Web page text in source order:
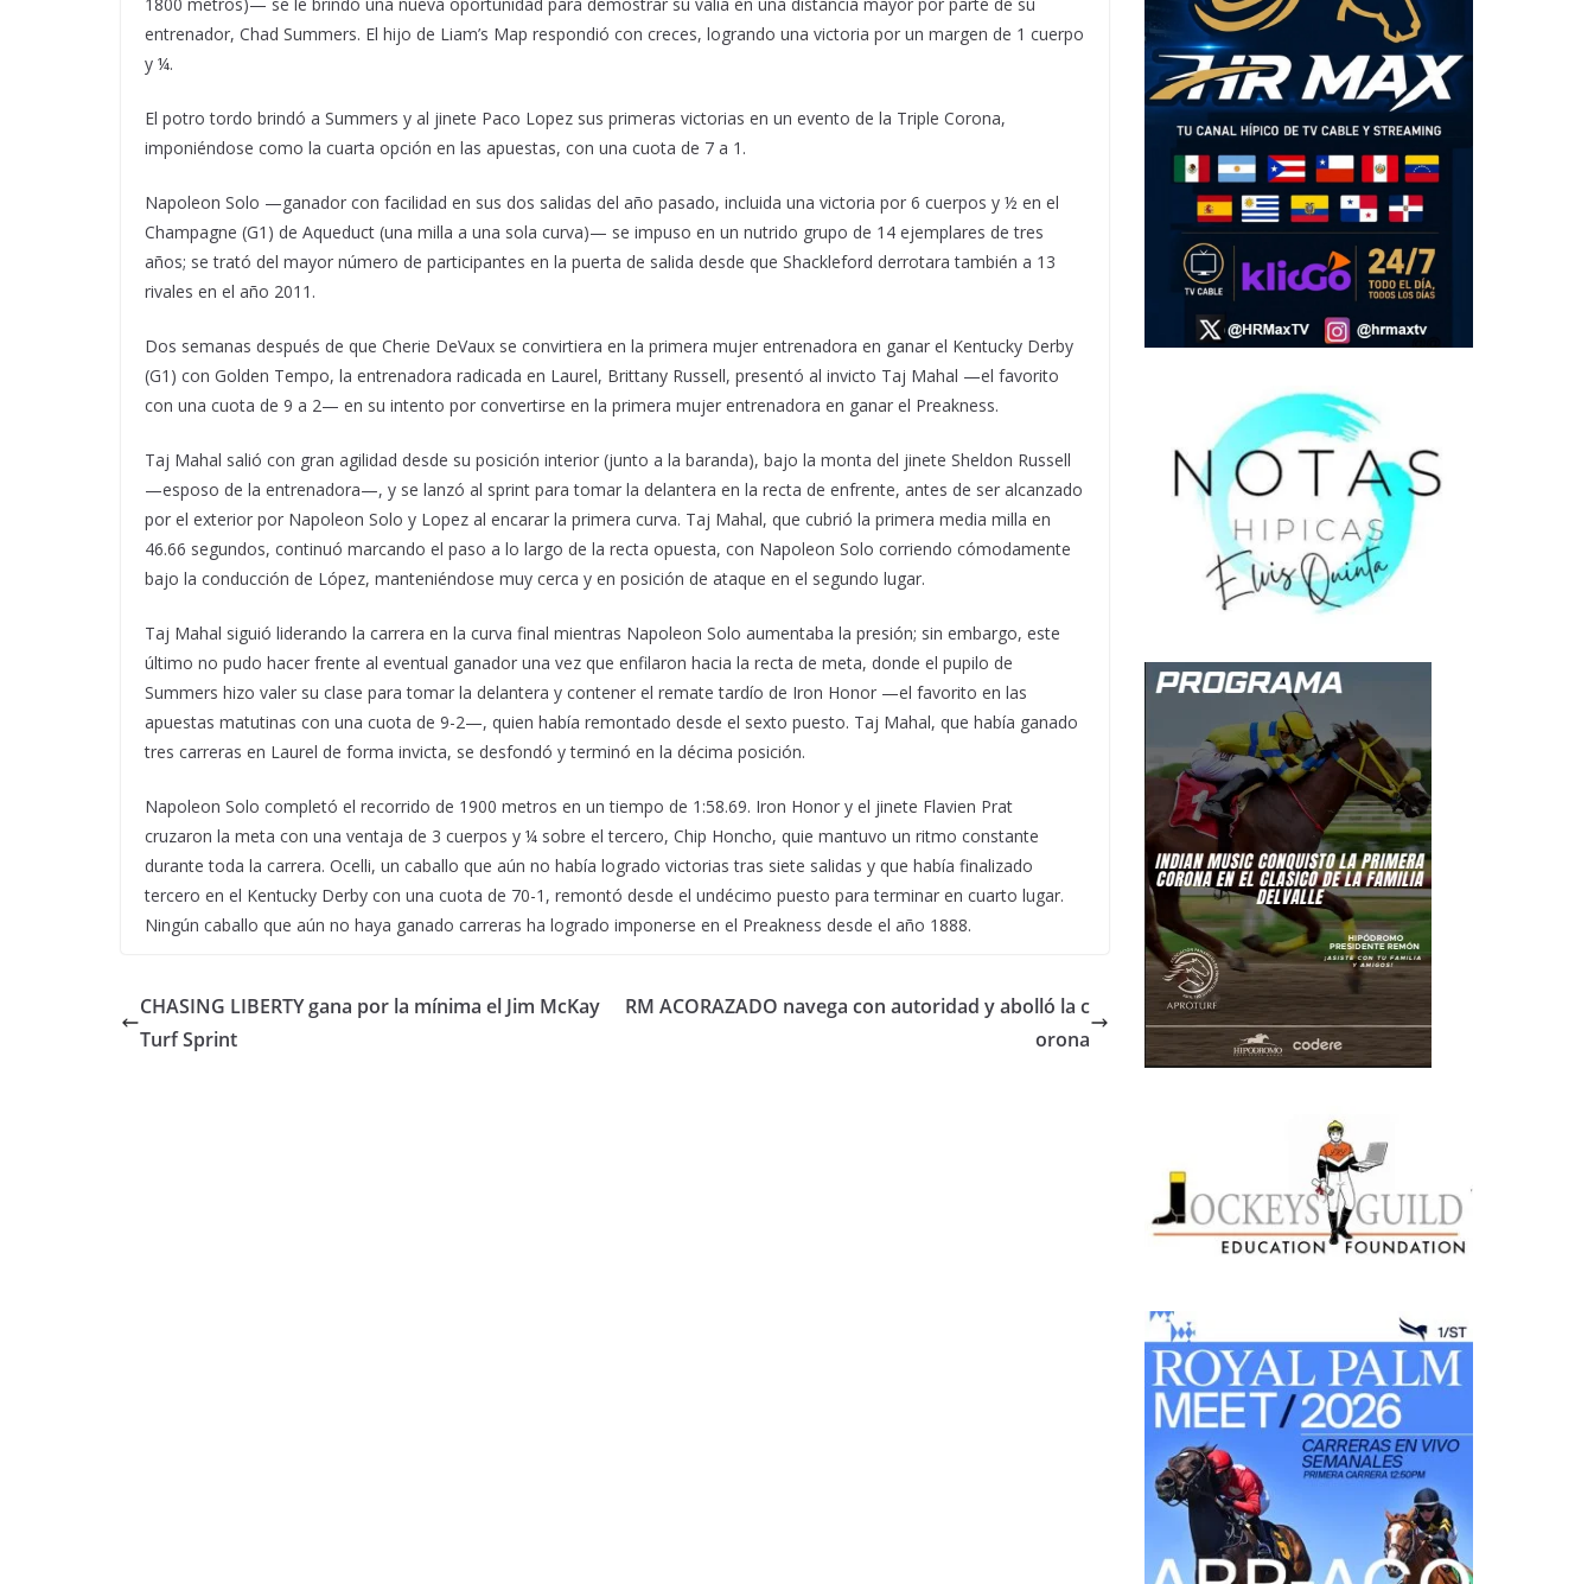
entrenador, Chad Summers. El hijo de Liam’s Map respondió con creces, logrando una victoria por un margen de 1 cuerpo
y ¼.
El potro tordo brindó a Summers y al jinete Paco Lopez sus primeras victorias en un evento de la Triple Corona,
imponiéndose como la cuarta opción en las apuestas, con una cuota de 7 a 1.
Napoleon Solo —ganador con facilidad en sus dos salidas del año pasado, incluida una victoria por 6 cuerpos y ½ en el
Champagne (G1) de Aqueduct (una milla a una sola curva)— se impuso en un nutrido grupo de 14 ejemplares de tres
años; se trató del mayor número de participantes en la puerta de salida desde que Shackleford derrotara también a 13
rivales en el año 2011.
Dos semanas después de que Cherie DeVaux se convirtiera en la primera mujer entrenadora en ganar el Kentucky Derby
(G1) con Golden Tempo, la entrenadora radicada en Laurel, Brittany Russell, presentó al invicto Taj Mahal —el favorito
con una cuota de 9 a 2— en su intento por convertirse en la primera mujer entrenadora en ganar el Preakness.
Taj Mahal salió con gran agilidad desde su posición interior (junto a la baranda), bajo la monta del jinete Sheldon Russell
—esposo de la entrenadora—, y se lanzó al sprint para tomar la delantera en la recta de enfrente, antes de ser alcanzado
por el exterior por Napoleon Solo y Lopez al encarar la primera curva. Taj Mahal, que cubrió la primera media milla en
46.66 segundos, continuó marcando el paso a lo largo de la recta opuesta, con Napoleon Solo corriendo cómodamente
bajo la conducción de López, manteniéndose muy cerca y en posición de ataque en el segundo lugar.
Taj Mahal siguió liderando la carrera en la curva final mientras Napoleon Solo aumentaba la presión; sin embargo, este
último no pudo hacer frente al eventual ganador una vez que enfilaron hacia la recta de meta, donde el pupilo de
Summers hizo valer su clase para tomar la delantera y contener el remate tardío de Iron Honor —el favorito en las
apuestas matutinas con una cuota de 9-2—, quien había remontado desde el sexto puesto. Taj Mahal, que había ganado
tres carreras en Laurel de forma invicta, se desfondó y terminó en la décima posición.
Napoleon Solo completó el recorrido de 1900 metros en un tiempo de 1:58.69. Iron Honor y el jinete Flavien Prat
cruzaron la meta con una ventaja de 3 cuerpos y ¼ sobre el tercero, Chip Honcho, quie mantuvo un ritmo constante
durante toda la carrera. Ocelli, un caballo que aún no había logrado victorias tras siete salidas y que había finalizado
tercero en el Kentucky Derby con una cuota de 70-1, remontó desde el undécimo puesto para terminar en cuarto lugar.
Ningún caballo que aún no haya ganado carreras ha logrado imponerse en el Preakness desde el año 1888.
CHASING LIBERTY gana por la mínima el Jim McKay
Turf Sprint
RM ACORAZADO navega con autoridad y abolló la c
orona